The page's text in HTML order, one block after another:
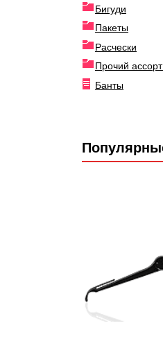
Бигуди
Пакеты
Расчески
Прочий
Банты